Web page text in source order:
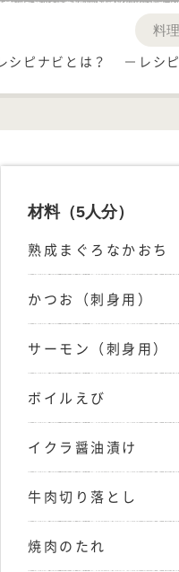
レシピナビとは？ レシピ
材料（5人分）
熟成まぐろなかおち
かつお（刺身用）
サーモン（刺身用）
ボイルえび
イクラ醤油漬け
牛肉切り落とし
焼肉のたれ